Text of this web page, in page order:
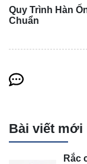
Quy Trình Hàn
Chuẩn
Bài viết mới
Rắc